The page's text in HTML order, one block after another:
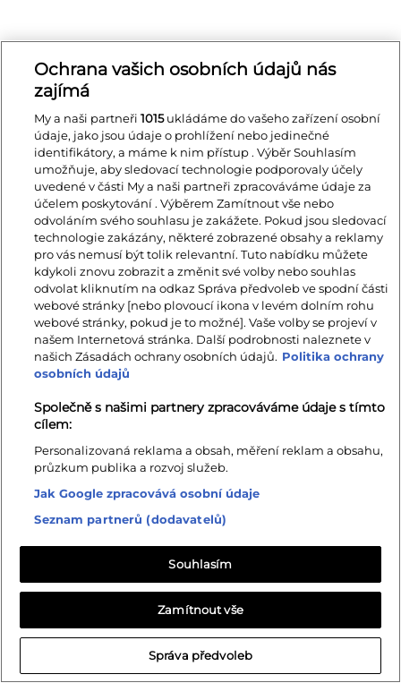
Ochrana vašich osobních údajů nás
zajímá
My a naši partneři1015ukládáme do vašeho zařízení osobní
údaje, jako jsou údaje o prohlížení nebo jedinečné
identifikátory, a máme k nim přístup . Výběr Souhlasím
umožňuje, aby sledovací technologie podporovaly účely
uvedené v části My a naši partneři zpracováváme údaje za
účelem poskytování . Výběrem Zamítnout vše nebo
odvoláním svého souhlasu je zakážete. Pokud jsou sledovací
technologie zakázány, některé zobrazené obsahy a reklamy
pro vás nemusí být tolik relevantní. Tuto nabídku můžete
kdykoli znovu zobrazit a změnit své volby nebo souhlas
odvolat kliknutím na odkaz Správa předvoleb ve spodní části
webové stránky [nebo plovoucí ikona v levém dolním rohu
webové stránky, pokud je to možné]. Vaše volby se projeví v
našem Internetová stránka. Další podrobnosti naleznete v
našich Zásadách ochrany osobních údajů. Politika ochrany
osobních údajů
Společně s našimi partnery zpracováváme údaje s tímto
cílem:
Personalizovaná reklama a obsah, měření reklam a obsahu,
průzkum publika a rozvoj služeb.
Jak Google zpracovává osobní údaje
Seznam partnerů (dodavatelů)
Souhlasím
Zamítnout vše
Správa předvoleb